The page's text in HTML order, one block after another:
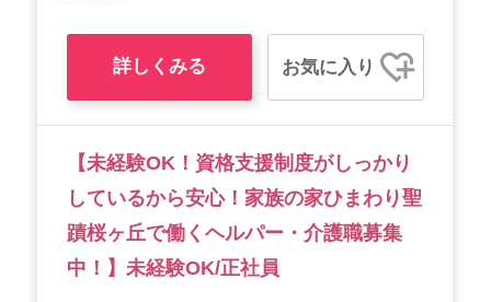
詳しくみる お気に入り
【未経験OK！資格支援制度がしっかり
しているから安心！家族の家ひまわり聖
蹟桜ヶ丘で働くヘルパー・介護職募集
中！】未経験OK/正社員